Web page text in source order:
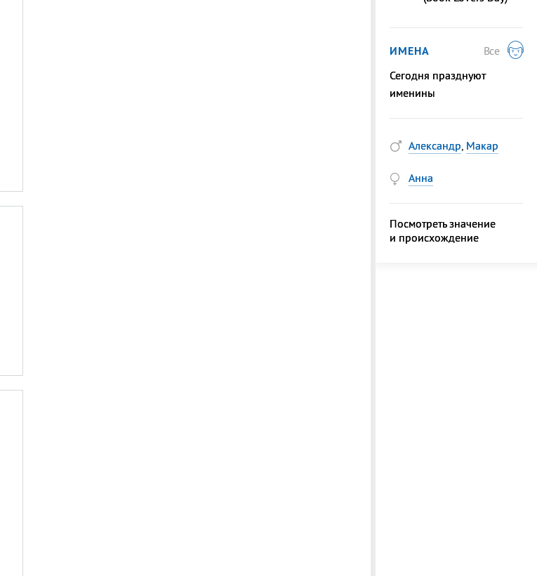
ИМЕНА
Все
Сегодня празднуют
именины
Александр, Макар
Анна
Посмотреть значение
и происхождение